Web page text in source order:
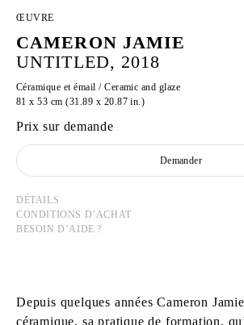
ŒUVRE
CAMERON JAMIE
UNTITLED, 2018
Céramique et émail / Ceramic and glaze
81 x 53 cm (31.89 x 20.87 in.)
Prix sur demande
Demander
DÉTAILS
CONDITIONS D’ACHAT
BESOIN D’AIDE ?
Depuis quelques années Cameron
céramique, sa pratique de formation,